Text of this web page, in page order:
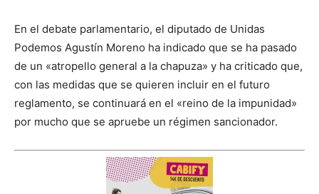
En el debate parlamentario, el diputado de Unidas
Podemos Agustín Moreno ha indicado que se ha pasado
de un «atropello general a la chapuza» y ha criticado que,
con las medidas que se quieren incluir en el futuro
reglamento, se continuará en el «reino de la impunidad»
por mucho que se apruebe un régimen sancionador.